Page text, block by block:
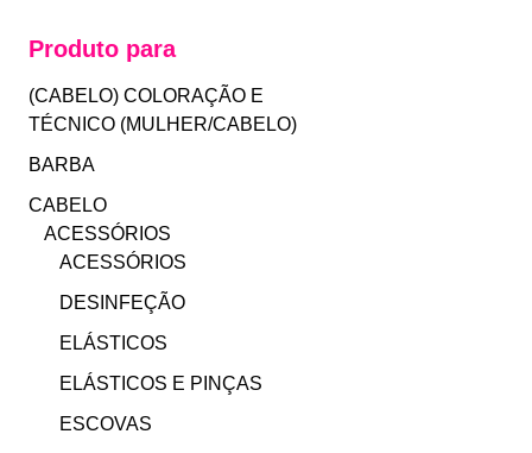
Produto para
(CABELO) COLORAÇÃO E
TÉCNICO (MULHER/CABELO)
BARBA
CABELO
ACESSÓRIOS
ACESSÓRIOS
DESINFEÇÃO
ELÁSTICOS
ELÁSTICOS E PINÇAS
ESCOVAS